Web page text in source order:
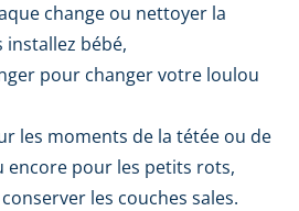
change ou nettoyer la
installez bébé,
pour changer votre loulou
les moments de la tétée ou de
pour les petits rots,
les couches sales.